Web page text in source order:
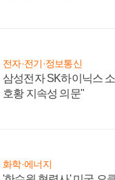
전자·전기·정보통신
삼성전자 SK하이닉스
호황 지속성 의문"
화학·에너지